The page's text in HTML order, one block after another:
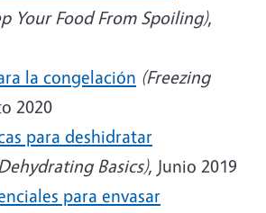
Your Food From Spoiling),
la congelación (Freezing
2020
para deshidratar
Basics), Junio 2019
para envasar